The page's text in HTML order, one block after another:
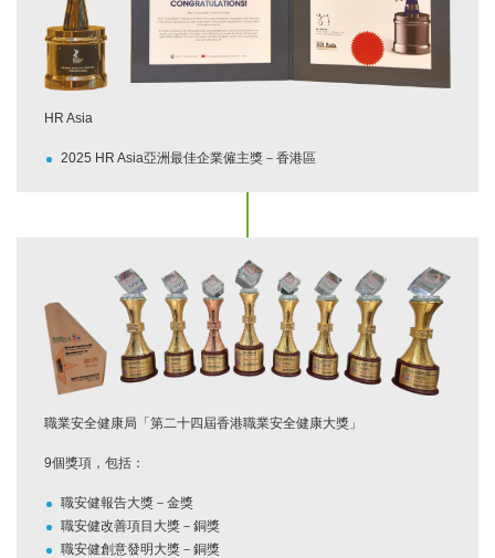
HR Asia
2025 HR Asia亞洲最佳企業僱主獎－香港區
職業安全健康局「第二十四屆香港職業安全健康大獎」
9個獎項，包括：
職安健報告大獎－金獎
職安健改善項目大獎－銅獎
職安健創意發明大獎－銅獎